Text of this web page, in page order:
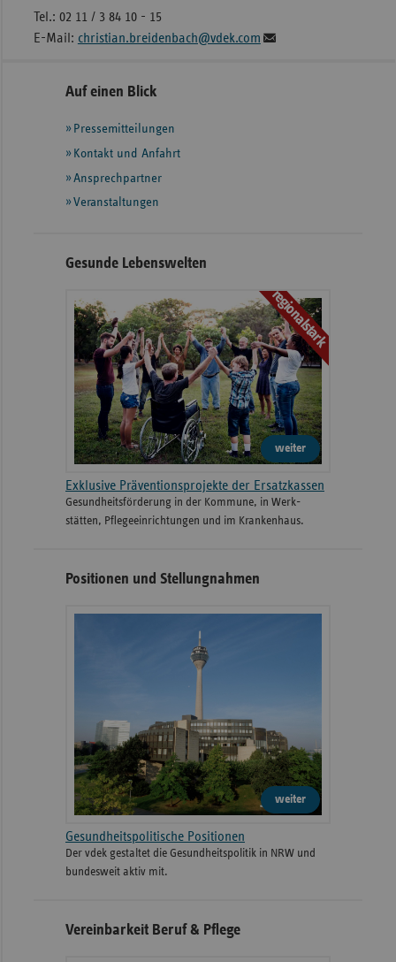
Tel.: 02 11 / 3 84 10 - 15
E-Mail: christian.breidenbach@vdek.com
Seitennavigation
Seitenleiste
weiteren
Informationen
Auf einen Blick
Pressemitteilungen
Kontakt und Anfahrt
Ansprechpartner
Veranstaltungen
Gesunde Lebenswelten
regionalstark
weiter
Exklusive Präventionsprojekte der Ersatzkassen
Gesund­heits­­förderung in der Kommune, in Werk­
stätten, Pflege­einrichtungen und im Kranken­haus.
Positionen und Stellungnahmen
weiter
Gesundheitspolitische Positionen
Der vdek gestaltet die Gesundheitspolitik in NRW und
bundesweit aktiv mit.
Vereinbarkeit Beruf & Pflege